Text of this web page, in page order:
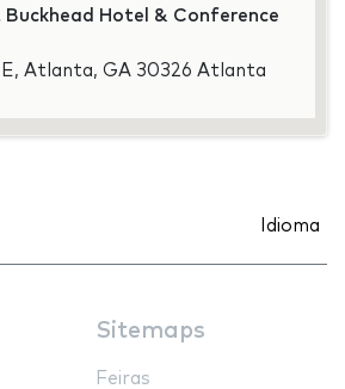
Hotel & Conference
Atlanta, GA 30326 Atlanta
Idioma
Sitemaps
Feiras